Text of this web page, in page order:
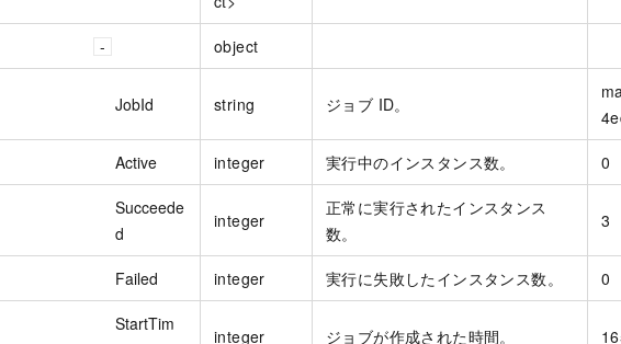
object
JobId string ジョブ ID。
Active integer 実行中のインスタンス数。 0
Succeede
d
integer
正常に実行されたインスタンス
数。
3
Failed integer 実行に失敗したインスタンス数。 0
StartTim
integer ジョブが作成された時間。